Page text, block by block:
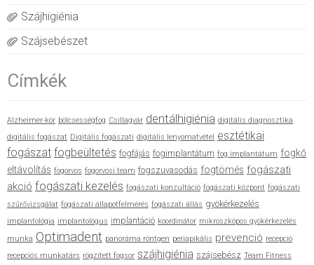
Szájhigiénia
Szájsebészet
Címkék
Alzheimer-kór bölcsességfog Csillagvár dentálhigiénia digitális diagnosztika
digitális fogászat Digitális fogászati digitális lenyomatvétel
esztétikai
fogászat fogbeültetés fogfájás fogimplantátum fog implantátum fogkő
eltávolítás fogorvos fogorvosi team fogszuvasodás fogtömés fogászati
akció fogászati kezelés fogászati konzultáció fogászati központ fogászati
szűrővizsgálat fogászati állapotfelmérés fogászati állás gyökérkezelés
implantológia implantológus implantáció koordinátor mikroszkópos gyökérkezelés
munka Optimadent panoráma röntgen periapikális prevenció recepció
recepciós munkatárs rögzített fogsor szájhigiénia szájsebész Team Fitness